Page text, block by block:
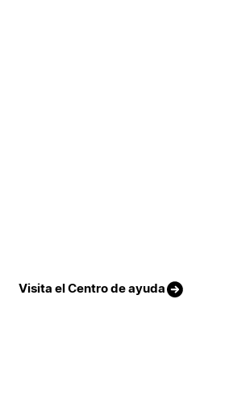
Visita el Centro de ayuda